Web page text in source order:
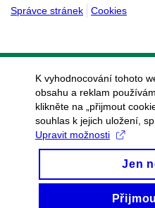
Správce stránek
Cookies
K vyhodnocování tohoto
obsahu a reklam
klikněte na „přijmout
souhlas k jejich uložení,
Upravit možnosti
Jen